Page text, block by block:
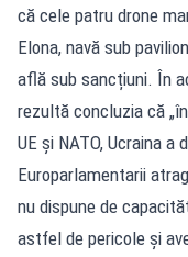
că cele patru drone
Elona, navă sub
află sub sancțiuni. În
rezultă concluzia că
UE și NATO, Ucraina
Europarlamentarii
nu dispune de
astfel de pericole și